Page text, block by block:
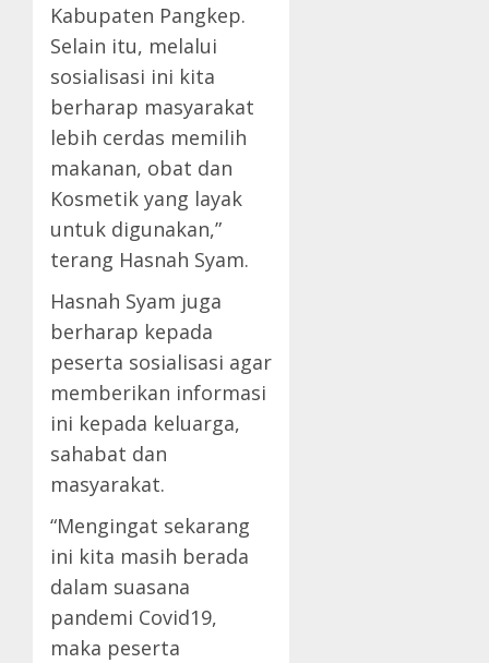
Kabupaten Pangkep.
Selain itu, melalui
sosialisasi ini kita
berharap masyarakat
lebih cerdas memilih
makanan, obat dan
Kosmetik yang layak
untuk digunakan,”
terang Hasnah Syam.
Hasnah Syam juga
berharap kepada
peserta sosialisasi agar
memberikan informasi
ini kepada keluarga,
sahabat dan
masyarakat.
“Mengingat sekarang
ini kita masih berada
dalam suasana
pandemi Covid19,
maka peserta